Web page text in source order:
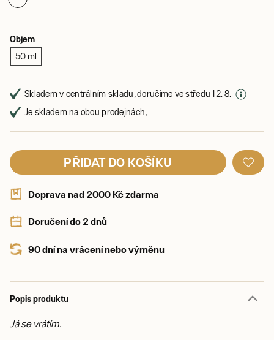
Objem
50 ml
Skladem v centrálním skladu, doručíme ve středu 12. 8.
Je skladem na obou prodejnách,
PŘIDAT DO KOŠÍKU
Doprava nad 2000 Kč zdarma
Doručení do 2 dnů
90 dní na vrácení nebo výměnu
Popis produktu
Já se vrátím.